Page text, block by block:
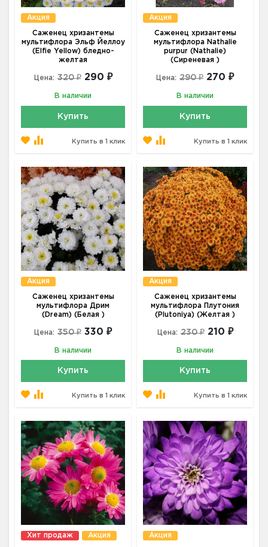
Акция
Саженец хризантемы
мультифлора Эльф Йеллоу
(Elfie Yellow) бледно-
желтая
Цена: 320 ₽ 290 ₽
В наличии
Купить
Купить в 1 клик
Акция
Саженец хризантемы
мультифлора Nathalie
purpur (Nathalie)
(Сиреневая )
Цена: 290 ₽ 270 ₽
В наличии
Купить
Купить в 1 клик
Акция
Саженец хризантемы
мультифлора Дрим
(Dream) (Белая )
Цена: 350 ₽ 330 ₽
В наличии
Купить
Купить в 1 клик
Акция
Саженец хризантемы
мультифлора Плутония
(Plutoniya) (Желтая )
Цена: 230 ₽ 210 ₽
В наличии
Купить
Купить в 1 клик
Хит продаж Акция Акция